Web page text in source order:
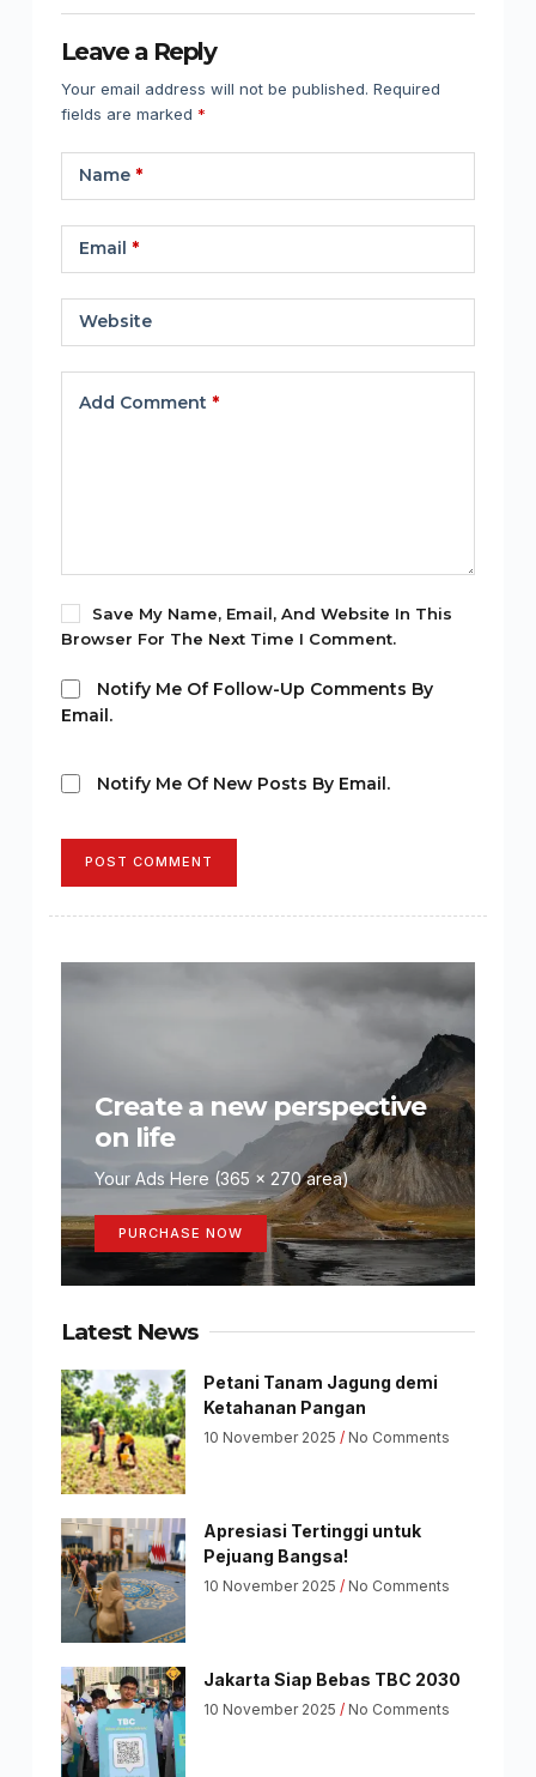
Leave a Reply
Your email address will not be published. Required
fields are marked *
Name*
Email *
Website
Add Comment *
Save My Name, Email, And Website In This
Browser For The Next Time I Comment.
Notify Me Of Follow-Up Comments By
Email.
Notify Me Of New Posts By Email.
POST COMMENT
Create a new perspective
on life
Your Ads Here (365 x 270 area)
PURCHASE NOW
Latest News
Petani Tanam Jagung demi
Ketahanan Pangan
10 November 2025 No Comments
Apresiasi Tertinggi untuk
Pejuang Bangsa!
10 November 2025 No Comments
Jakarta Siap Bebas TBC 2030
10 November 2025 No Comments